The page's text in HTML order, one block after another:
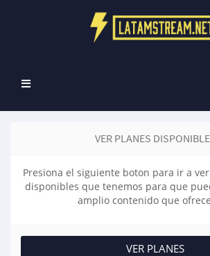
Alternar
VER PLANES
Presiona el siguiente boton para ir a
disponibles que tenemos para que
amplio contenido que
VER PLANES